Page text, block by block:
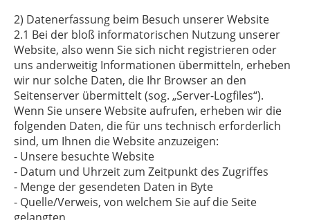
2) Datenerfassung beim Besuch unserer Website
2.1 Bei der bloß informatorischen Nutzung unserer
Website, also wenn Sie sich nicht registrieren oder
uns anderweitig Informationen übermitteln, erheben
wir nur solche Daten, die Ihr Browser an den
Seitenserver übermittelt (sog. „Server-Logfiles“).
Wenn Sie unsere Website aufrufen, erheben wir die
folgenden Daten, die für uns technisch erforderlich
sind, um Ihnen die Website anzuzeigen:
- Unsere besuchte Website
- Datum und Uhrzeit zum Zeitpunkt des Zugriffes
- Menge der gesendeten Daten in Byte
- Quelle/Verweis, von welchem Sie auf die Seite